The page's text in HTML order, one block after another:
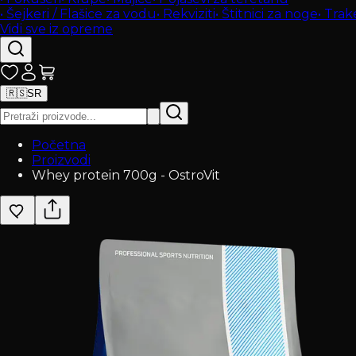
• Šejkeri / Flašice za vodu• Rekviziti• Štitnici za noge•
Vidi sve iz opreme
🇷🇸SR
Početna
Proizvodi
Whey protein 700g - OstroVit